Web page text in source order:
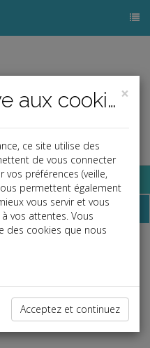
×
Politique relative aux cookies
ce site utilise des
de vous connecter
préférences (veille,
permettent également
vous servir et vous
vos attentes. Vous
des cookies que nous
Acceptez et continuez